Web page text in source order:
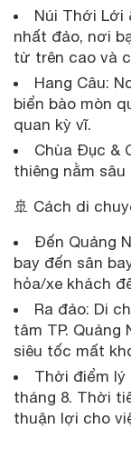
Núi Thới Lới
nhất đảo, nơi
từ trên cao và
Hang Câu:
biển bào mòn
quan kỳ vĩ.
Chùa Đục &
thiêng nằm
🚢 Cách di
Đến Quảng
bay đến sân
hỏa/xe khách
Ra đảo: Di
tâm TP. Quảng
siêu tốc mất
Thời điểm lý
tháng 8. Thời
thuận lợi cho